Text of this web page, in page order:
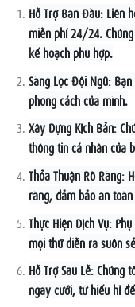
Hỗ Trợ Ban Đầu: Liên
miễn phí 24/24.
kế hoạch phù hợp.
Sàng Lọc Đội Ngũ:
phong cách của mình.
Xây Dựng Kịch Bản:
thông tin cá nhân của
Thỏa Thuận Rõ Ràng:
ràng, đảm bảo an
Thực Hiện Dịch Vụ:
mọi thứ diễn ra suôn
Hỗ Trợ Sau Lễ:
ngày cưới, từ hiếu hỉ